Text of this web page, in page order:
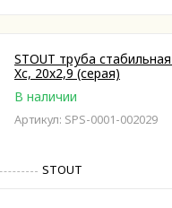
STOUT труба
Xc, 20x2,9 (серая)
В наличии
Артикул: SPS-0001-002029
STOUT